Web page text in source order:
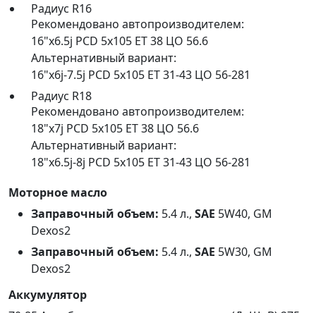
Радиус R16
Рекомендовано автопроизводителем:
16"x6.5j PCD 5x105 ET 38 ЦО 56.6
Альтернативный вариант:
16"x6j-7.5j PCD 5x105 ET 31-43 ЦО 56-281
Радиус R18
Рекомендовано автопроизводителем:
18"x7j PCD 5x105 ET 38 ЦО 56.6
Альтернативный вариант:
18"x6.5j-8j PCD 5x105 ET 31-43 ЦО 56-281
Моторное масло
Заправочный объем: 5.4 л., SAE 5W40, GM
Dexos2
Заправочный объем: 5.4 л., SAE 5W30, GM
Dexos2
Аккумулятор